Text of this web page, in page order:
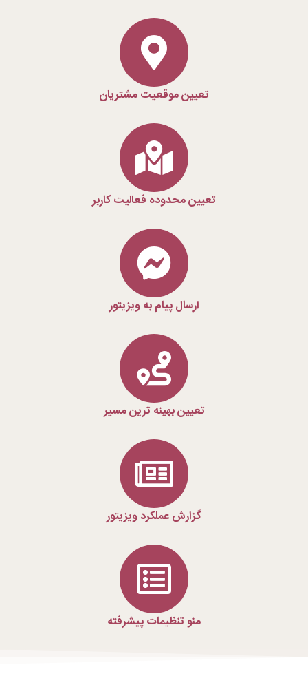
تعیین موقعیت مشتریان
تعیین محدوده فعالیت کاربر
ارسال پیام به ویزیتور
تعیین بهینه ترین مسیر
گزارش عملکرد ویزیتور
منو تنظیمات پیشرفته